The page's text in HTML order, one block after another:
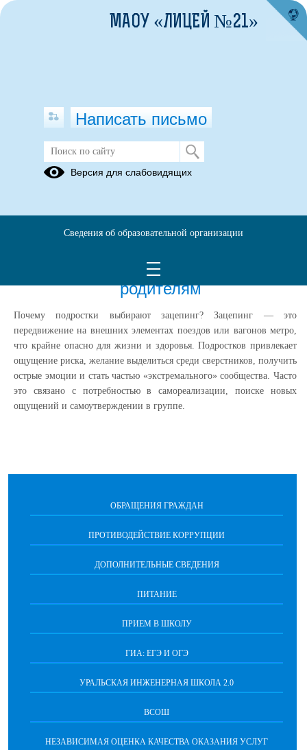
Публикации за 15.05.2026
Профилактика
зацепинга среди
школьников: советы
родителям
Почему подростки выбирают зацепинг? Зацепинг — это
передвижение на внешних элементах поездов или вагонов метро,
что крайне опасно для жизни и здоровья. Подростков привлекает
ощущение риска, желание выделиться среди сверстников, получить
острые эмоции и стать частью «экстремального» сообщества. Часто
это связано с потребностью в самореализации, поиске новых
ощущений и самоутверждении в группе.
ОБРАЩЕНИЯ ГРАЖДАН
ПРОТИВОДЕЙСТВИЕ КОРРУПЦИИ
ДОПОЛНИТЕЛЬНЫЕ СВЕДЕНИЯ
ПИТАНИЕ
ПРИЕМ В ШКОЛУ
ГИА: ЕГЭ И ОГЭ
УРАЛЬСКАЯ ИНЖЕНЕРНАЯ ШКОЛА 2.0
ВСОШ
НЕЗАВИСИМАЯ ОЦЕНКА КАЧЕСТВА ОКАЗАНИЯ УСЛУГ
МАОУ «ЛИЦЕЙ №21»
Написать письмо
Версия для слабовидящих
Сведения об образовательной организации